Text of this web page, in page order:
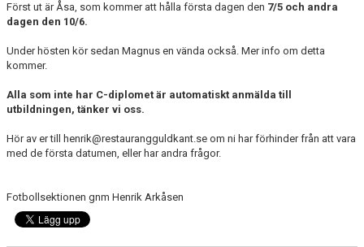
Först ut är Åsa, som kommer att hålla första dagen den 7/5 och andra
dagen den 10/6.
Under hösten kör sedan Magnus en vända också. Mer info om detta
kommer.
Alla som inte har C-diplomet är automatiskt anmälda till
utbildningen, tänker vi oss.
Hör av er till henrik@restaurangguldkant.se om ni har förhinder från att vara
med de första datumen, eller har andra frågor.
Fotbollsektionen gnm Henrik Arkåsen